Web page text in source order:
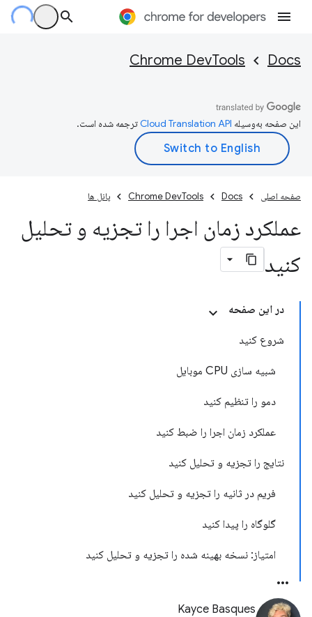
Docs
Chrome DevTools
این صفحه به‌وسیله ترجمه شده است.
صفحه اصلی Docs
Chrome DevTools پانل ها
عملکرد زمان اجرا را تجزیه و تحلیل
کنید
در این صفحه
شروع کنید
شبیه سازی CPU موبایل
دمو را تنظیم کنید
عملکرد زمان اجرا را ضبط کنید
نتایج را تجزیه و تحلیل کنید
فریم در ثانیه را تجزیه و تحلیل کنید
گلوگاه را پیدا کنید
امتیاز: نسخه بهینه شده را تجزیه و تحلیل کنید
Kayce Basques